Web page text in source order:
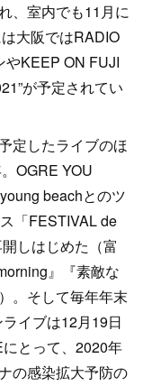
、室内でも11月に
大阪ではRADIO
KEEP ON FUJI
が予定されてい
定したライブのほ
OGRE YOU
beachとのツ
「FESTIVAL de
しはじめた（富
』『素敵な
。そして毎年年末
イブは12月19日
とって、2020年
の感染拡大予防の